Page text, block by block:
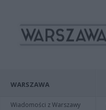
WARSZAWA
Wiadomości z Warszawy